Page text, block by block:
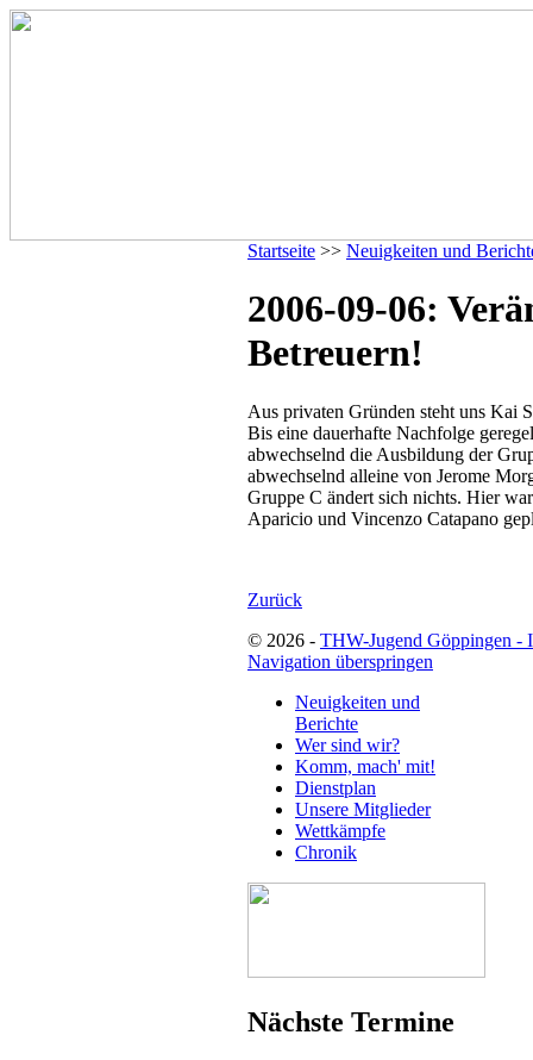
Startseite >> Neuigkeiten und
2006-09-06:
Betreuern!
Aus privaten Gründen steht uns Kai
Bis eine dauerhafte Nachfolge
abwechselnd die Ausbildung der
abwechselnd alleine von Jerome
Gruppe C ändert sich nichts. Hier
Aparicio und Vincenzo Catapano
Zurück
© 2026 - THW-Jugend Göppingen -
Navigation überspringen
Neuigkeiten und
Berichte
Wer sind wir?
Komm, mach' mit!
Dienstplan
Unsere Mitglieder
Wettkämpfe
Chronik
Nächste Termine